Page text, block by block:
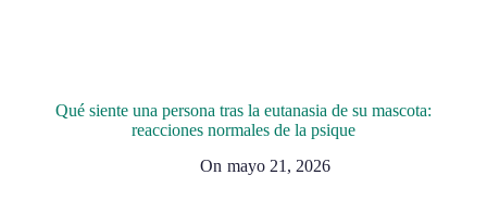
Qué siente una persona tras la eutanasia de su mascota:
reacciones normales de la psique
On mayo 21, 2026